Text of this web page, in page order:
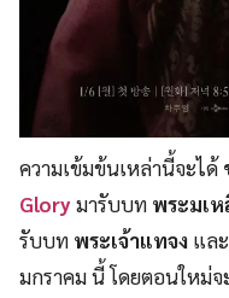
ความเข้มข้นเหล่านี้จะได้
Gloryมารับบท พระมเ
รับบท พระเจ้าแทจง แล
มกราคม นี้ โดยตอนใหม่